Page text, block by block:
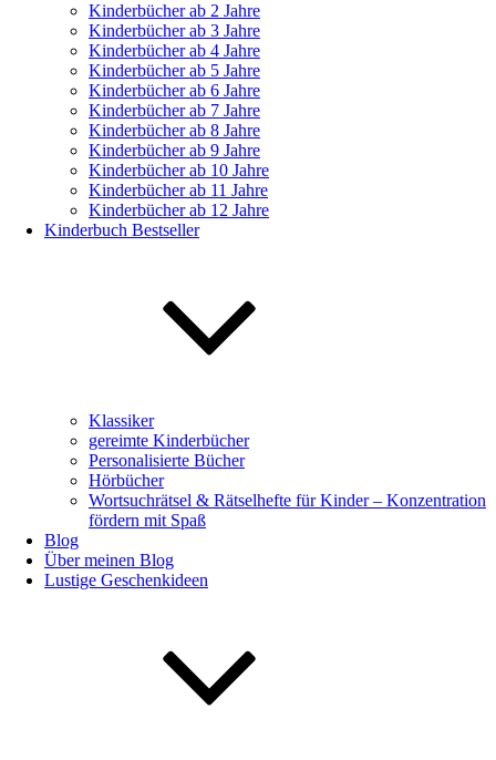
Kinderbücher ab 2 Jahre
Kinderbücher ab 3 Jahre
Kinderbücher ab 4 Jahre
Kinderbücher ab 5 Jahre
Kinderbücher ab 6 Jahre
Kinderbücher ab 7 Jahre
Kinderbücher ab 8 Jahre
Kinderbücher ab 9 Jahre
Kinderbücher ab 10 Jahre
Kinderbücher ab 11 Jahre
Kinderbücher ab 12 Jahre
Kinderbuch Bestseller
Klassiker
gereimte Kinderbücher
Personalisierte Bücher
Hörbücher
Wortsuchrätsel & Rätselhefte für Kinder – Konzentration
fördern mit Spaß
Blog
Über meinen Blog
Lustige Geschenkideen